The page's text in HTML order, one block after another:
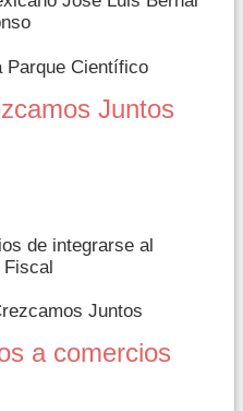
Parque Científico
Juntos
de integrarse al
Fiscal
Juntos
a comercios